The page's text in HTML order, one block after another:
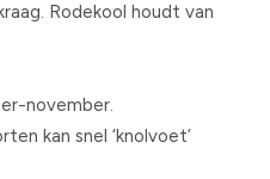
Rodekool houdt van
november.
kan snel ‘knolvoet’